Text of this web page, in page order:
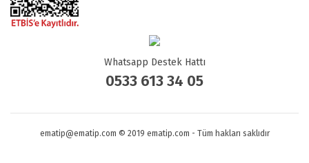
Whatsapp Destek Hattı
0533 613 34 05
ematip@ematip.com © 2019 ematip.com - Tüm hakları saklıdır